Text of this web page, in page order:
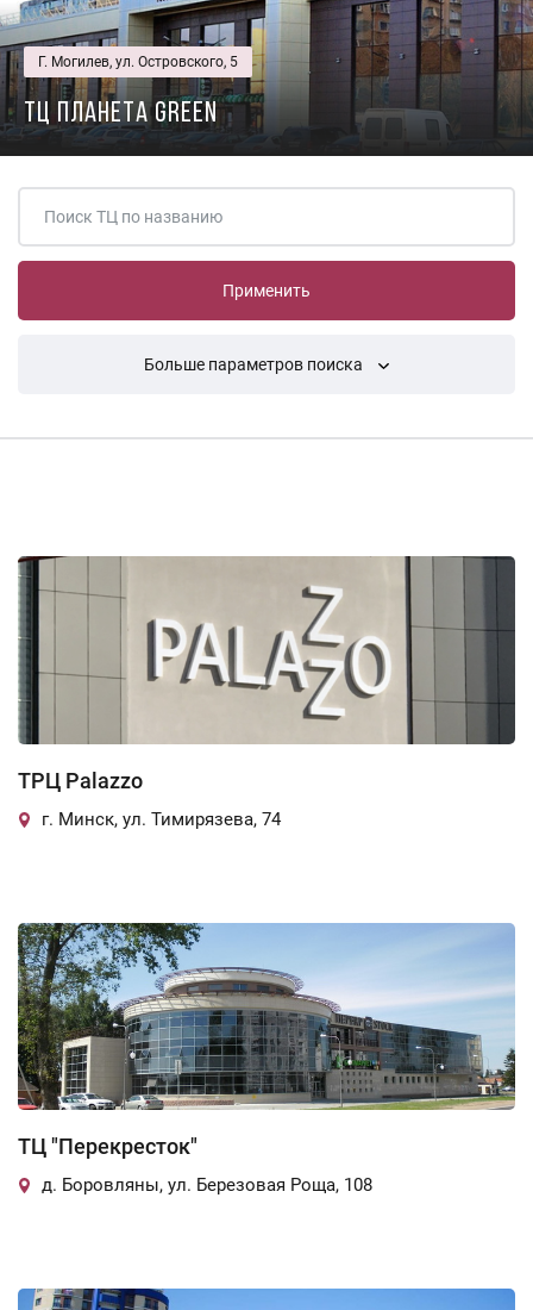
Г. Могилев, ул. Островского, 5
ТЦ Планета Green
Больше параметров поиска
ТРЦ Palazzo
г. Минск, ул. Тимирязева, 74
ТЦ "Перекресток"
д. Боровляны, ул. Березовая Роща, 108